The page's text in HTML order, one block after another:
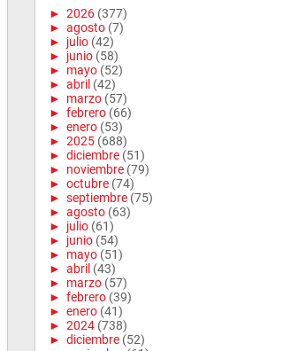
► 2026 (377)
► agosto (7)
► julio (42)
► junio (58)
► mayo (52)
► abril (42)
► marzo (57)
► febrero (66)
► enero (53)
► 2025 (688)
► diciembre (51)
► noviembre (79)
► octubre (74)
► septiembre (75)
► agosto (63)
► julio (61)
► junio (54)
► mayo (51)
► abril (43)
► marzo (57)
► febrero (39)
► enero (41)
► 2024 (738)
► diciembre (52)